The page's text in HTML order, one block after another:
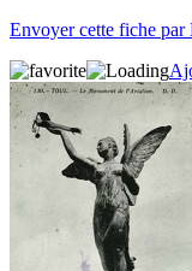
Envoyer cette fiche par